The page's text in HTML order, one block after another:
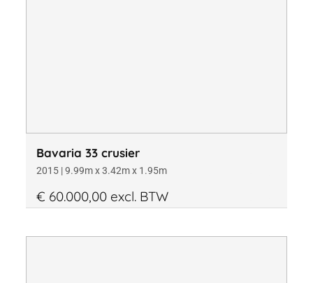
Bavaria 33 crusier
2015 | 9.99m x 3.42m x 1.95m
€ 60.000,00 excl. BTW